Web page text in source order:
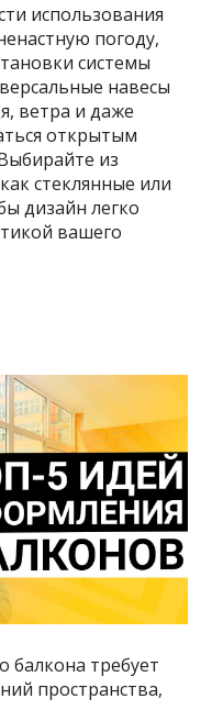
использования
погоду,
системы
навесы
ветра и даже
открытым
из
стеклянные или
дизайн легко
вашего
балкона требует
пространства,